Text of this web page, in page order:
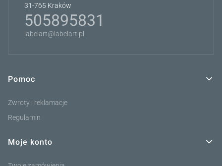
31-765 Kraków
505895831
labelart@labelart.pl
Linki w stopce
Pomoc
Zwroty i reklamacje
Regulamin
Moje konto